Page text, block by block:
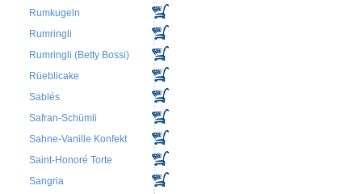
Rumkugeln
Rumringli
Rumringli (Betty Bossi)
Rüeblicake
Sablés
Safran-Schümli
Sahne-Vanille Konfekt
Saint-Honoré Torte
Sangria